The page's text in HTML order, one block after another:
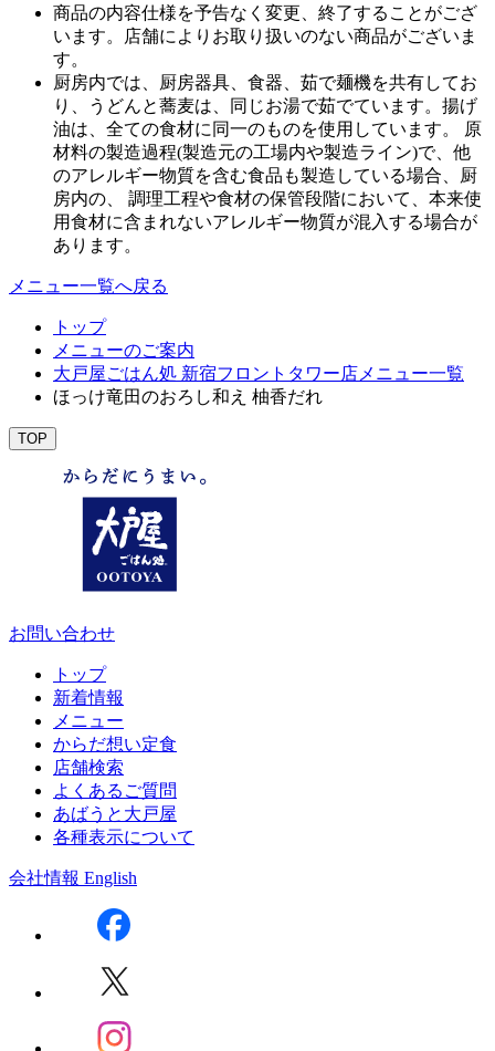
商品の内容仕様を予告なく変更、終了することがござ
います。店舗によりお取り扱いのない商品がございま
す。
厨房内では、厨房器具、食器、茹で麺機を共有してお
り、うどんと蕎麦は、同じお湯で茹でています。揚げ
油は、全ての食材に同一のものを使用しています。 原
材料の製造過程(製造元の工場内や製造ライン)で、他
のアレルギー物質を含む食品も製造している場合、厨
房内の、 調理工程や食材の保管段階において、本来使
用食材に含まれないアレルギー物質が混入する場合が
あります。
メニュー一覧へ戻る
トップ
メニューのご案内
大戸屋ごはん処 新宿フロントタワー店メニュー一覧
ほっけ竜田のおろし和え 柚香だれ
TOP
お問い合わせ
トップ
新着情報
メニュー
からだ想い定食
店舗検索
よくあるご質問
あばうと大戸屋
各種表示について
会社情報 English